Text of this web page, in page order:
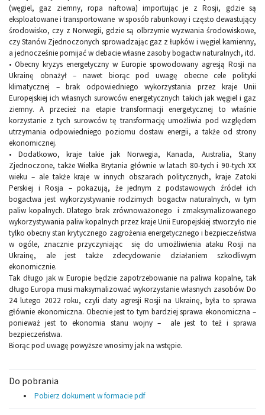
(węgiel, gaz ziemny, ropa naftowa) importując je z Rosji, gdzie są
eksploatowane i transportowane w sposób rabunkowy i często dewastujący
środowisko, czy z Norwegii, gdzie są olbrzymie wyzwania środowiskowe,
czy Stanów Zjednoczonych sprowadzając gaz z łupków i węgiel kamienny,
a jednocześnie pomijać w debacie własne zasoby bogactw naturalnych, itd.
• Obecny kryzys energetyczny w Europie spowodowany agresją Rosji na
Ukrainę obnażył – nawet biorąc pod uwagę obecne cele polityki
klimatycznej – brak odpowiedniego wykorzystania przez kraje Unii
Europejskiej ich własnych surowców energetycznych takich jak węgiel i gaz
ziemny. A przecież na etapie transformacji energetycznej to właśnie
korzystanie z tych surowców tę transformację umożliwia pod względem
utrzymania odpowiedniego poziomu dostaw energii, a także od strony
ekonomicznej.
•
Dodatkowo, kraje takie jak Norwegia, Kanada, Australia, Stany
Zjednoczone, także Wielka Brytania głównie w latach 80-tych i 90-tych XX
wieku – ale także kraje w innych obszarach politycznych, kraje Zatoki
Perskiej i Rosja – pokazują, że jednym z podstawowych źródeł ich
bogactwa jest wykorzystywanie rodzimych bogactw naturalnych, w tym
paliw kopalnych. Dlatego brak zrównoważonego i zmaksymalizowanego
wykorzystywania paliw kopalnych przez kraje Unii Europejskiej stworzyło nie
tylko obecny stan krytycznego zagrożenia energetycznego i bezpieczeństwa
w ogóle, znacznie przyczyniając się do umożliwienia ataku Rosji na
Ukrainę, ale jest także zdecydowanie działaniem szkodliwym
ekonomicznie.
Tak długo jak w Europie będzie zapotrzebowanie na paliwa kopalne, tak
długo Europa musi maksymalizować wykorzystanie własnych zasobów. Do
24 lutego 2022 roku, czyli daty agresji Rosji na Ukrainę, była to sprawa
głównie ekonomiczna. Obecnie jest to tym bardziej sprawa ekonomiczna –
ponieważ jest to ekonomia stanu wojny – ale jest to też i sprawa
bezpieczeństwa.
Biorąc pod uwagę powyższe wnosimy jak na wstępie.
Do pobrania
Pobierz dokument w formacie pdf